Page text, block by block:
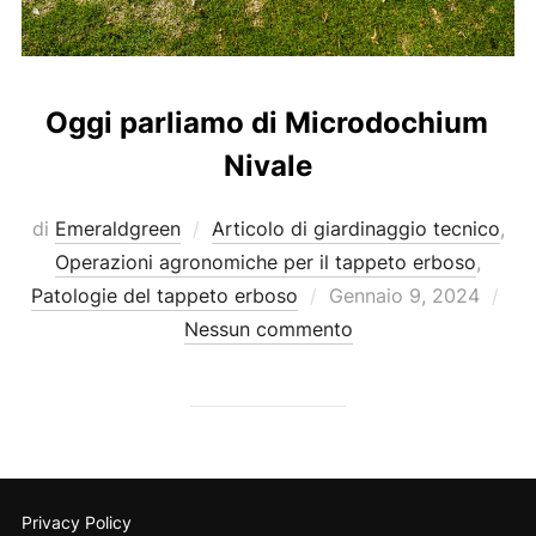
Oggi parliamo di Microdochium
Nivale
di Emeraldgreen Articolo di giardinaggio tecnico,
Operazioni agronomiche per il tappeto erboso,
Patologie del tappeto erboso
Pubblicato
il
Gennaio 9, 2024
Nessun commento
Privacy Policy